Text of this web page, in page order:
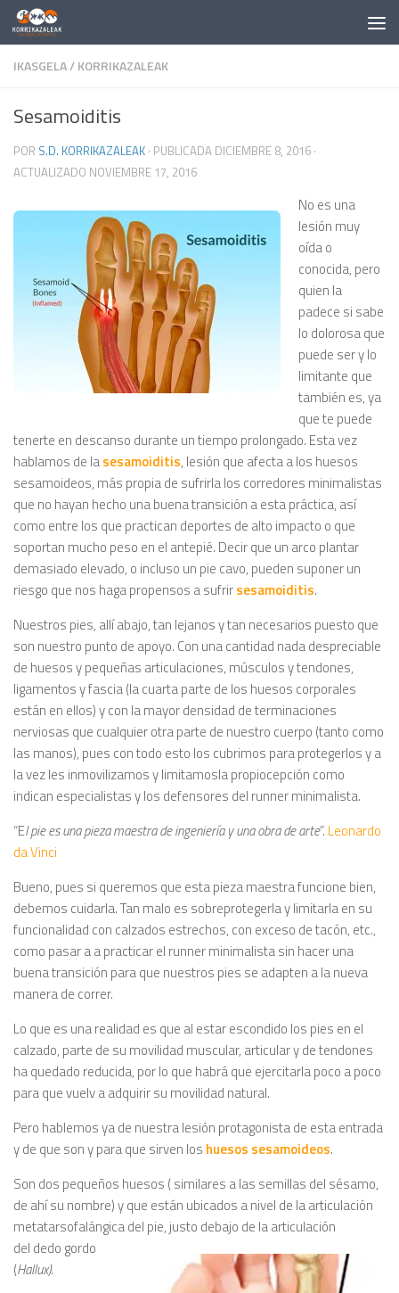
Saltar al contenido
IKASGELA/KORRIKAZALEAK
Sesamoiditis
POR S.D. KORRIKAZALEAK · PUBLICADA DICIEMBRE 8, 2016 ·
ACTUALIZADO NOVIEMBRE 17, 2016
No es una
lesión muy
oída o
conocida, pero
quien la
padece si sabe
lo dolorosa que
puede ser y lo
limitante que
también es, ya
que te puede
tenerte en descanso durante un tiempo prolongado. Esta vez
hablamos de lasesamoiditis, lesión que afecta a los huesos
sesamoideos, más propia de sufrirla los corredores minimalistas
que no hayan hecho una buena transición a esta práctica, así
como entre los que practican deportes de alto impacto o que
soportan mucho peso en el antepié. Decir que un arco plantar
demasiado elevado, o incluso un pie cavo, pueden suponer un
riesgo que nos haga propensos a sufrirsesamoiditis.
Nuestros pies, allí abajo, tan lejanos y tan necesarios puesto que
son nuestro punto de apoyo. Con una cantidad nada despreciable
de huesos y pequeñas articulaciones, músculos y tendones,
ligamentos y fascia (la cuarta parte de los huesos corporales
están en ellos) y con la mayor densidad de terminaciones
nerviosas que cualquier otra parte de nuestro cuerpo (tanto como
las manos), pues con todo esto los cubrimos para protegerlos y a
la vez les inmovilizamos y limitamosla propiocepción como
indican especialistas y los defensores del runner minimalista.
“El pie es una pieza maestra de ingeniería y una obra de arte”. Leonardo
da Vinci
Bueno, pues si queremos que esta pieza maestra funcione bien,
debemos cuidarla. Tan malo es sobreprotegerla y limitarla en su
funcionalidad con calzados estrechos, con exceso de tacón, etc.,
como pasar a a practicar el runner minimalista sin hacer una
buena transición para que nuestros pies se adapten a la nueva
manera de correr.
Lo que es una realidad es que al estar escondido los pies en el
calzado, parte de su movilidad muscular, articular y de tendones
ha quedado reducida, por lo que habrá que ejercitarla poco a poco
para que vuelv a adquirir su movilidad natural.
Pero hablemos ya de nuestra lesión protagonista de esta entrada
y de que son y para que sirven los huesos sesamoideos.
Son dos pequeños huesos ( similares a las semillas del sésamo,
de ahí su nombre) y que están ubicados a nivel de la articulación
metatarsofalángica del pie, justo debajo de la articulación
del dedo gordo
(Hallux).